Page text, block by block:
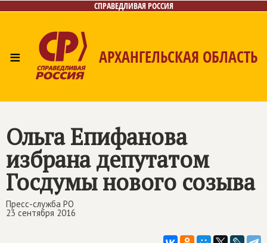
СПРАВЕДЛИВАЯ РОССИЯ
≡ АРХАНГЕЛЬСКАЯ ОБЛАСТЬ
Контакты
Ольга Епифанова
избрана депутатом
Госдумы нового созыва
Пресс-служба РО
23 сентября 2016